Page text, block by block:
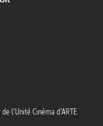
l’Unité Cinéma d’ARTE